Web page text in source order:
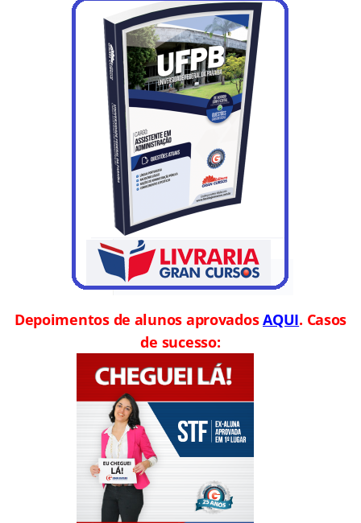
Depoimentos de alunos aprovadosAQUI. Casos
de sucesso: